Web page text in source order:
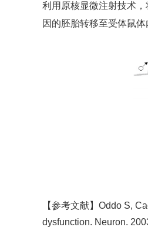
利用原核显微注射技术
因的胚胎转移至受体鼠
【参考文献】 Oddo S,
dysfunction. Neuron.